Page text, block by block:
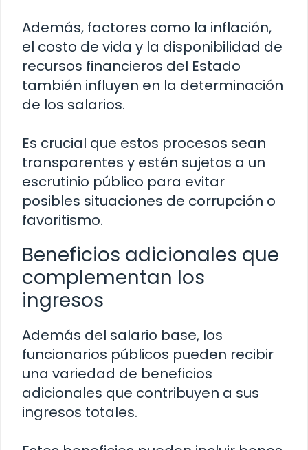
Además, factores como la inflación,
el costo de vida y la disponibilidad de
recursos financieros del Estado
también influyen en la determinación
de los salarios.
Es crucial que estos procesos sean
transparentes y estén sujetos a un
escrutinio público para evitar
posibles situaciones de corrupción o
favoritismo.
Beneficios adicionales que
complementan los
ingresos
Además del salario base, los
funcionarios públicos pueden recibir
una variedad de beneficios
adicionales que contribuyen a sus
ingresos totales.